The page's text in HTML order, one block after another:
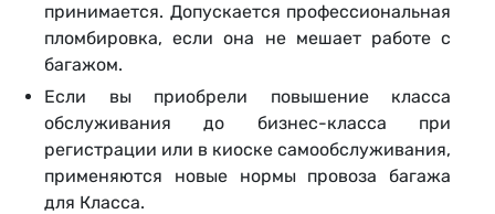
принимается. Допускается профессиональная
пломбировка, если она не мешает работе с
багажом.
Если вы приобрели повышение класса
обслуживания до бизнес-класса при
регистрации или в киоске самообслуживания,
применяются новые нормы провоза багажа
для Класса.